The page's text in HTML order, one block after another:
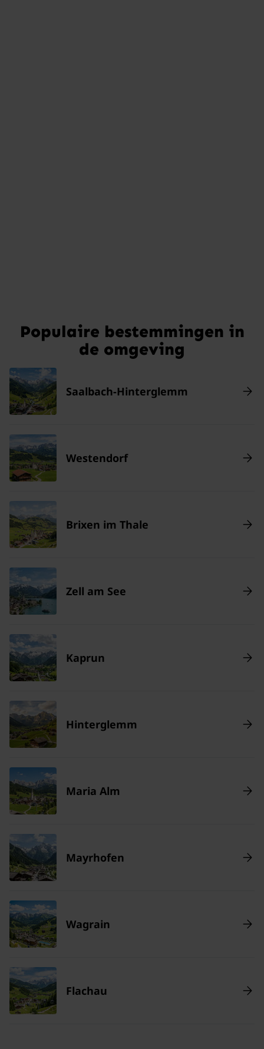
Populaire bestemmingen in
de omgeving
Saalbach-Hinterglemm
Westendorf
Brixen im Thale
Zell am See
Kaprun
Hinterglemm
Maria Alm
Mayrhofen
Wagrain
Flachau